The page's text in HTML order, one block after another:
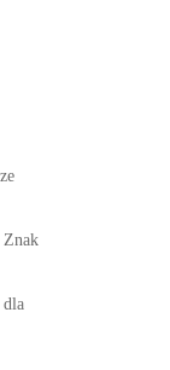
Znak
dla